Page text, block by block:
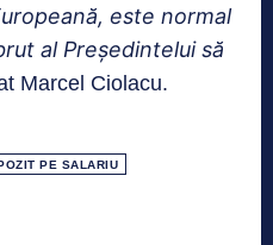
este normal
al Președintelui să
Marcel Ciolacu.
PE SALARIU